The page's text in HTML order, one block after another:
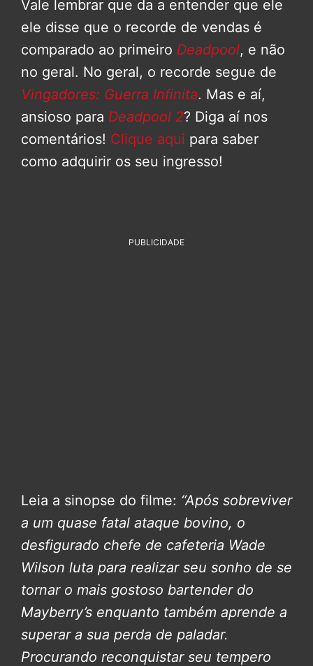
Vale lembrar que da a entender que ele
ele disse que o recorde de vendas é
comparado ao primeiro Deadpool, e não
no geral. No geral, o recorde segue de
Vingadores: Guerra Infinita. Mas e aí,
ansioso para Deadpool 2? Diga aí nos
comentários! Clique aqui para saber
como adquirir os seu ingresso!
PUBLICIDADE
Leia a sinopse do filme: “Após sobreviver
a um quase fatal ataque bovino, o
desfigurado chefe de cafeteria Wade
Wilson luta para realizar seu sonho de se
tornar o mais gostoso bartender do
Mayberry’s enquanto também aprende a
superar a sua perda de paladar.
Procurando reconquistar seu tempero